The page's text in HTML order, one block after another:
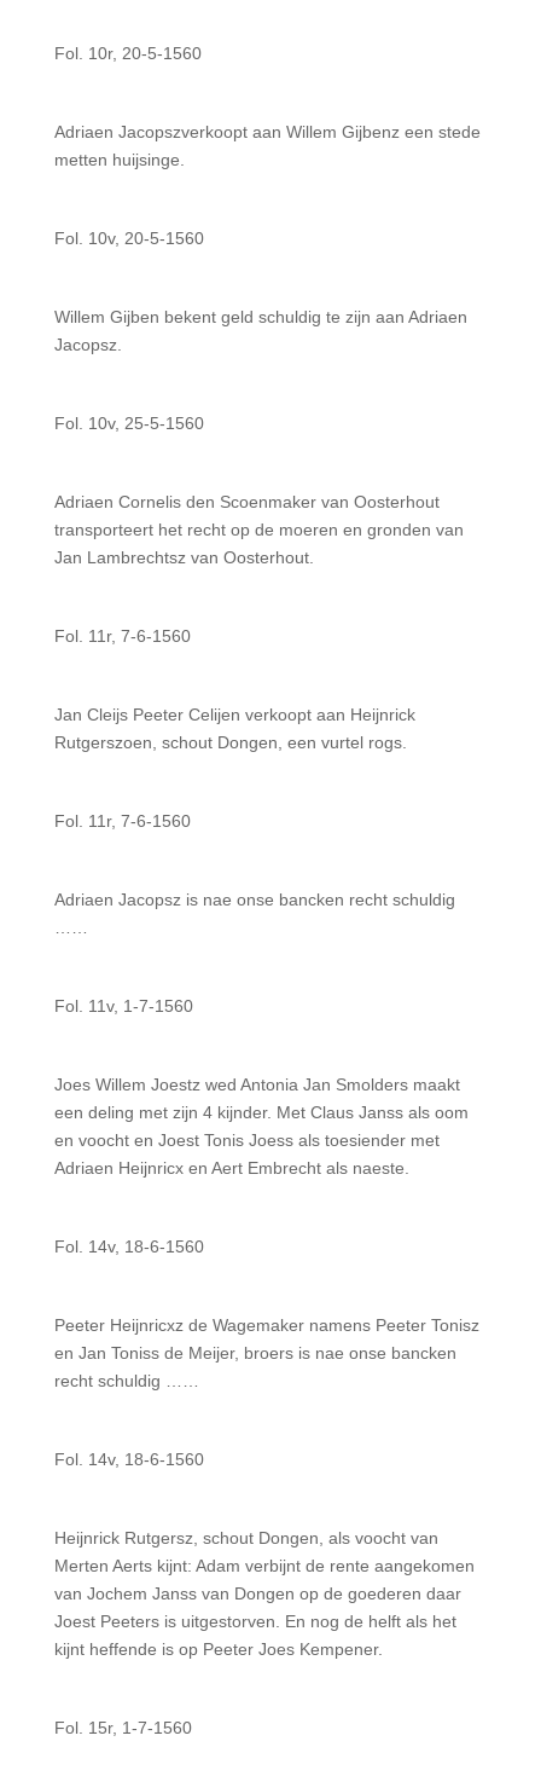
Fol. 10r, 20-5-1560
Adriaen Jacopszverkoopt aan Willem Gijbenz een stede
metten huijsinge.
Fol. 10v, 20-5-1560
Willem Gijben bekent geld schuldig te zijn aan Adriaen
Jacopsz.
Fol. 10v, 25-5-1560
Adriaen Cornelis den Scoenmaker van Oosterhout
transporteert het recht op de moeren en gronden van
Jan Lambrechtsz van Oosterhout.
Fol. 11r, 7-6-1560
Jan Cleijs Peeter Celijen verkoopt aan Heijnrick
Rutgerszoen, schout Dongen, een vurtel rogs.
Fol. 11r, 7-6-1560
Adriaen Jacopsz is nae onse bancken recht schuldig
Fol. 11v, 1-7-1560
Joes Willem Joestz wed Antonia Jan Smolders maakt
een deling met zijn 4 kijnder. Met Claus Janss als oom
en voocht en Joest Tonis Joess als toesiender met
Adriaen Heijnricx en Aert Embrecht als naeste.
Fol. 14v, 18-6-1560
Peeter Heijnricxz de Wagemaker namens Peeter Tonisz
en Jan Toniss de Meijer, broers is nae onse bancken
recht schuldig ……
Fol. 14v, 18-6-1560
Heijnrick Rutgersz, schout Dongen, als voocht van
Merten Aerts kijnt: Adam verbijnt de rente aangekomen
van Jochem Janss van Dongen op de goederen daar
Joest Peeters is uitgestorven. En nog de helft als het
kijnt heffende is op Peeter Joes Kempener.
Fol. 15r, 1-7-1560